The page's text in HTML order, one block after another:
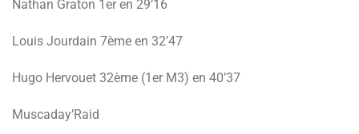
Nathan Graton 1er en 29’16
Louis Jourdain 7ème en 32’47
Hugo Hervouet 32ème (1er M3) en 40’37
Muscaday’Raid